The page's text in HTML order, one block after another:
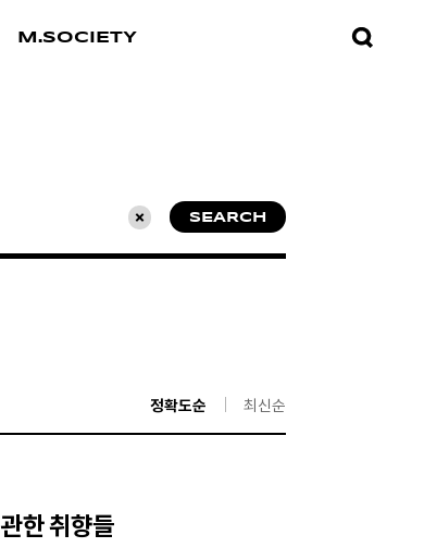
M.SOCIETY
초기화 SEARCH
정확도순 최신순
한 취향들